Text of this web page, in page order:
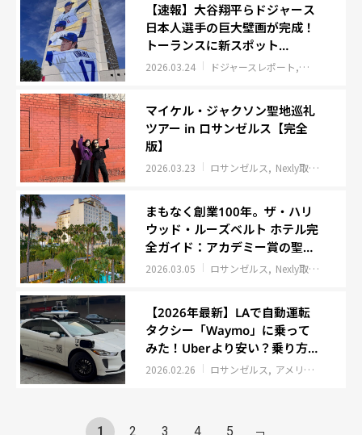
【速報】大谷翔平らドジャース
日本人選手の巨大壁画が完成！
トーランスに新スポット
「Samurai of the Diamond」
2026.03.24 ドジャースレポート ロサンゼルス
マイケル・ジャクソン聖地巡礼
ツアー in ロサンゼルス【完全
版】
2026.03.23 ロサンゼルス Nexly取材班レポート
まもなく創業100年。ザ・ハリ
ウッド・ルーズベルト ホテル完
全ガイド：アカデミー賞の聖地
で味わう究極の宿泊体験
2026.03.05 ロサンゼルス Nexly取材班レポート
【2026年最新】LAで自動運転
タクシー「Waymo」に乗って
みた！Uberより安い？乗り方・
料金・注意点を徹底解説
2026.02.26 ロサンゼルス アメリカ
1 2 3 4 5